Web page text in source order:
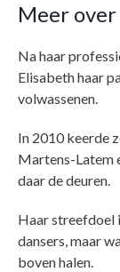
Meer
Na haar
Elisabeth haar
volwassenen.
In 2010 keerde
Martens-Latem
daar de deuren.
Haar streefdoel
dansers, maar
boven halen.